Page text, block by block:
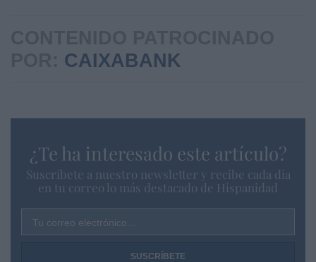
CAIXABANK
¿Te ha interesado este artículo?
Suscríbete a nuestro newsletter y recibe cada dia
en tu correo lo más destacado de Hispanidad
Tu correo electrónico...